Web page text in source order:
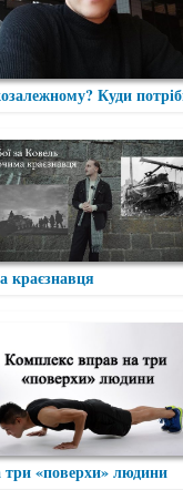
Куди
краєзнавця
«поверхи» людини